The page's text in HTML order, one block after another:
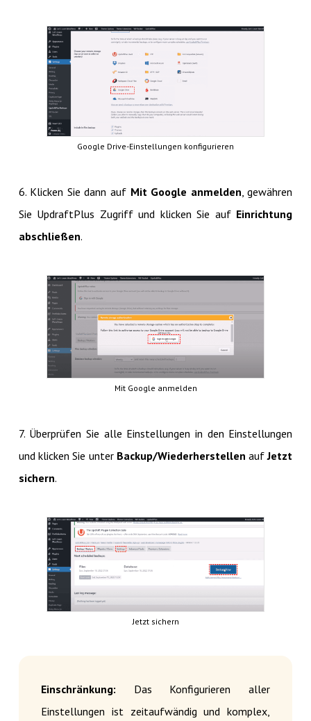
Google Drive-Einstellungen konfigurieren
6. Klicken Sie dann auf Mit Google anmelden, gewähren
Sie UpdraftPlus Zugriff und klicken Sie auf Einrichtung
abschließen.
Mit Google anmelden
7. Überprüfen Sie alle Einstellungen in den Einstellungen
und klicken Sie unter Backup/Wiederherstellen aufJetzt
sichern.
Jetzt sichern
Einschränkung: Das Konfigurieren aller
Einstellungen ist zeitaufwändig und komplex,